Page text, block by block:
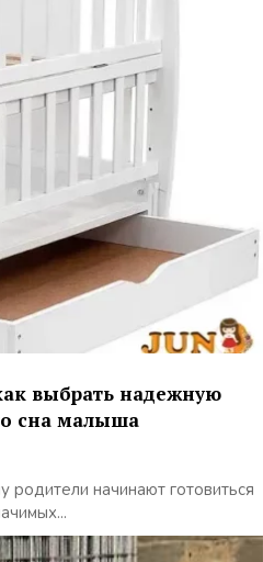
выбрать надежную
сна малыша
начинают готовиться